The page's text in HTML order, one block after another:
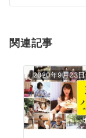
シ
ン
関連記事
2020年9月23日